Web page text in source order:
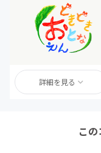
詳細を見る
こ